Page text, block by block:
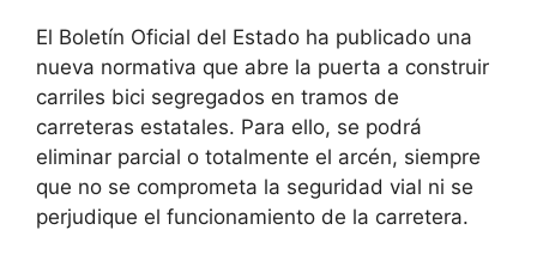
El Boletín Oficial del Estado ha publicado una
nueva normativa que abre la puerta a construir
carriles bici segregados en tramos de
carreteras estatales. Para ello, se podrá
eliminar parcial o totalmente el arcén, siempre
que no se comprometa la seguridad vial ni se
perjudique el funcionamiento de la carretera.